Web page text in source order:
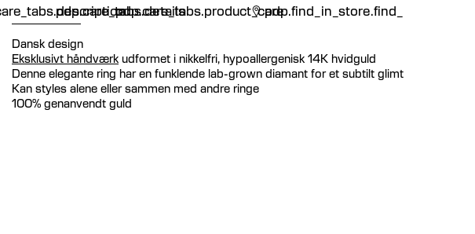
pdp.care_tabs.details
pdp.care_tabs.product_carepdp.find_in_store.find_in_store
Dansk design
Eksklusivt håndværk udformet i nikkelfri, hypoallergenisk 14K hvidguld
Denne elegante ring har en funklende lab-grown diamant for et subtilt glimt
Kan styles alene eller sammen med andre ringe
100% genanvendt guld